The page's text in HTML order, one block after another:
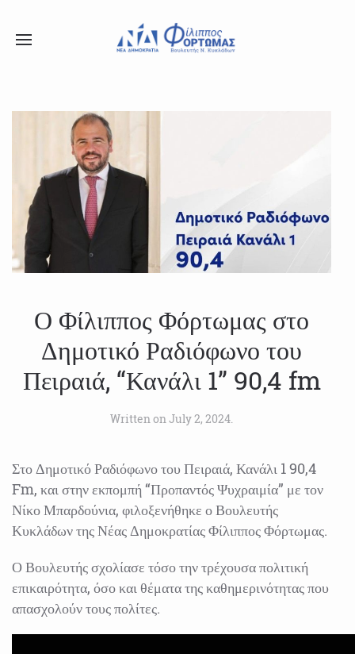
Ο Φίλιππος Φόρτωμας στο
Δημοτικό Ραδιόφωνο του
Πειραιά, “Κανάλι 1” 90,4 fm
Written on July 2, 2024
Στο Δημοτικό Ραδιόφωνο του Πειραιά, Κανάλι 1 90,4
Fm, και στην εκπομπή “Προπαντός Ψυχραιμία” με τον
Νίκο Μπαρδούνια, φιλοξενήθηκε ο Βουλευτής
Κυκλάδων της Νέας Δημοκρατίας Φίλιππος Φόρτωμας.
Ο Βουλευτής σχολίασε τόσο την τρέχουσα πολιτική
επικαιρότητα, όσο και θέματα της καθημερινότητας που
απασχολούν τους πολίτες.
Μείνετε Συνδεδεμένοι
Ενημερωθείτε Πρώτοι για τα Τελευταία Νέα
για τις δράσεις του Βουλευτή μας!